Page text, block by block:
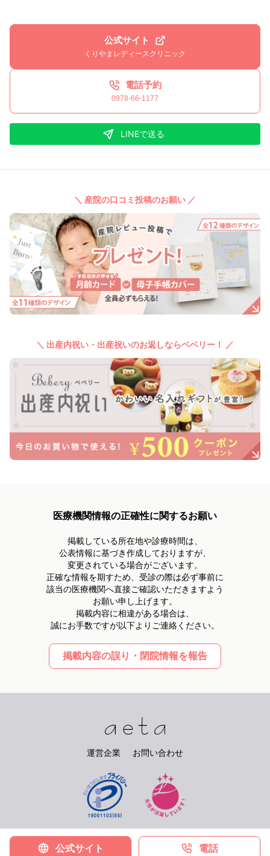
公式サイト
くりやまレディースクリニック
電話予約
0978-66-1177
LINEで送る
＼ 産院の口コミ投稿のお願い ／
＼ 出産内祝い・出産祝いのお返しならベベリー！ ／
公式サイト 電話
医療機関情報の正確性に関するお願い
掲載している所在地や診療時間は、
公表情報に基づき作成しておりますが、
変更されている場合がございます。
正確な情報を期すため、受診の際は必ず事前に
該当の医療機関へ直接ご確認いただきますよう
お願い申し上げます。
掲載内容に相違がある場合は、
誠にお手数ですが以下よりご連絡ください。
掲載内容の誤り・閉院情報を報告
運営企業 お問い合わせ
©2026PIARY Co.Ltd. All rights reserved.